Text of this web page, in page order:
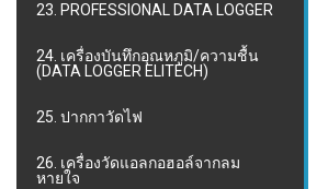
23. PROFESSIONAL DATA LOGGER
24. เครื่องบันทึกอุณหภูมิ/ความชื้น
(DATA LOGGER ELITECH)
25. ปากกาวัดไฟ
26. เครื่องวัดแอลกอฮอล์จากลม
หายใจ